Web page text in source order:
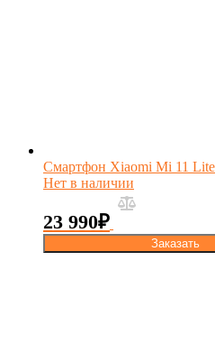
Смартфон Xiaomi Mi 11
Нет в наличии
23 990₽
Заказать